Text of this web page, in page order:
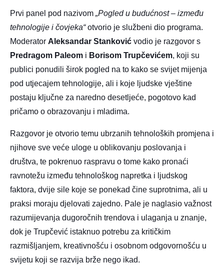
Prvi panel pod nazivom „Pogled u budućnost – između
tehnologije i čovjeka“otvorio je službeni dio programa.
Moderator Aleksandar Stanković vodio je razgovor s
Predragom Paleom i Borisom Trupčevićem, koji su
publici ponudili širok pogled na to kako se svijet mijenja
pod utjecajem tehnologije, ali i koje ljudske vještine
postaju ključne za naredno desetljeće, pogotovo kad
pričamo o obrazovanju i mladima.
Razgovor je otvorio temu ubrzanih tehnoloških promjena i
njihove sve veće uloge u oblikovanju poslovanja i
društva, te pokrenuo raspravu o tome kako pronaći
ravnotežu između tehnološkog napretka i ljudskog
faktora, dvije sile koje se ponekad čine suprotnima, ali u
praksi moraju djelovati zajedno. Pale je naglasio važnost
razumijevanja dugoročnih trendova i ulaganja u znanje,
dok je Trupčević istaknuo potrebu za kritičkim
razmišljanjem, kreativnošću i osobnom odgovornošću u
svijetu koji se razvija brže nego ikad.